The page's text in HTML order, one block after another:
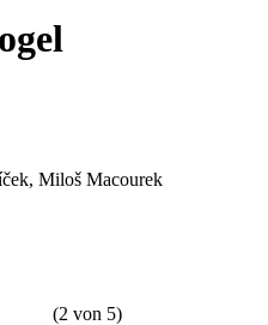
Miloš Macourek
(2 von 5)